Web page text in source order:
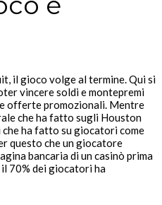
il gioco volge al termine. Qui si
vincere soldi e montepremi
offerte promozionali. Mentre
che ha fatto sugli Houston
ha fatto su giocatori come
questo che un giocatore
bancaria di un casinò prima
70% dei giocatori ha